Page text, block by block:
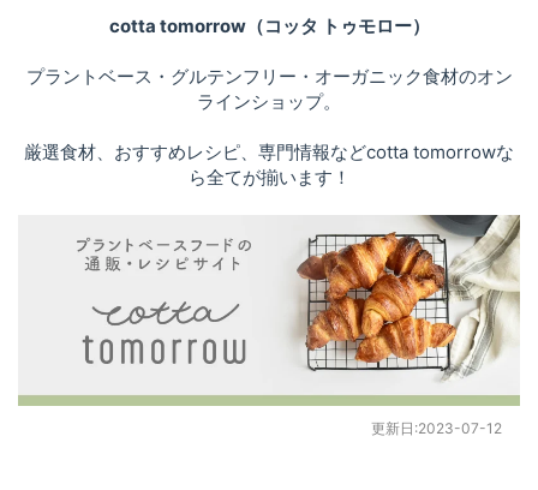
cotta tomorrow（コッタ トゥモロー）
プラントベース・グルテンフリー・オーガニック食材のオン
ラインショップ。
厳選食材、おすすめレシピ、専門情報などcotta tomorrowな
ら全てが揃います！
更新日:2023-07-12